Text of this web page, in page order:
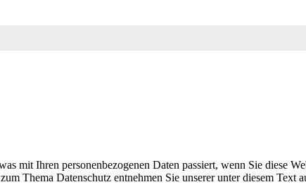
mit Ihren personenbezogenen Daten passiert, wenn Sie diese
Thema Datenschutz entnehmen Sie unserer unter diesem Text